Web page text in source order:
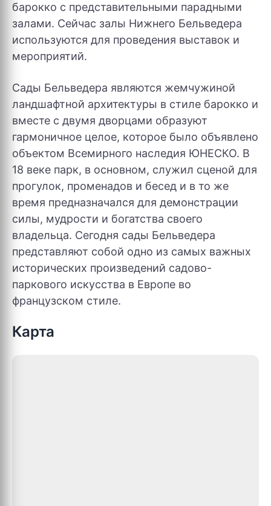
барокко с представительными парадными
залами. Сейчас залы Нижнего Бельведера
используются для проведения выставок и
мероприятий.
Сады Бельведера являются жемчужиной
ландшафтной архитектуры в стиле барокко и
вместе с двумя дворцами образуют
гармоничное целое, которое было объявлено
объектом Всемирного наследия ЮНЕСКО. В
18 веке парк, в основном, служил сценой для
прогулок, променадов и бесед и в то же
время предназначался для демонстрации
силы, мудрости и богатства своего
владельца. Сегодня сады Бельведера
представляют собой одно из самых важных
исторических произведений садово-
паркового искусства в Европе во
французском стиле.
Карта